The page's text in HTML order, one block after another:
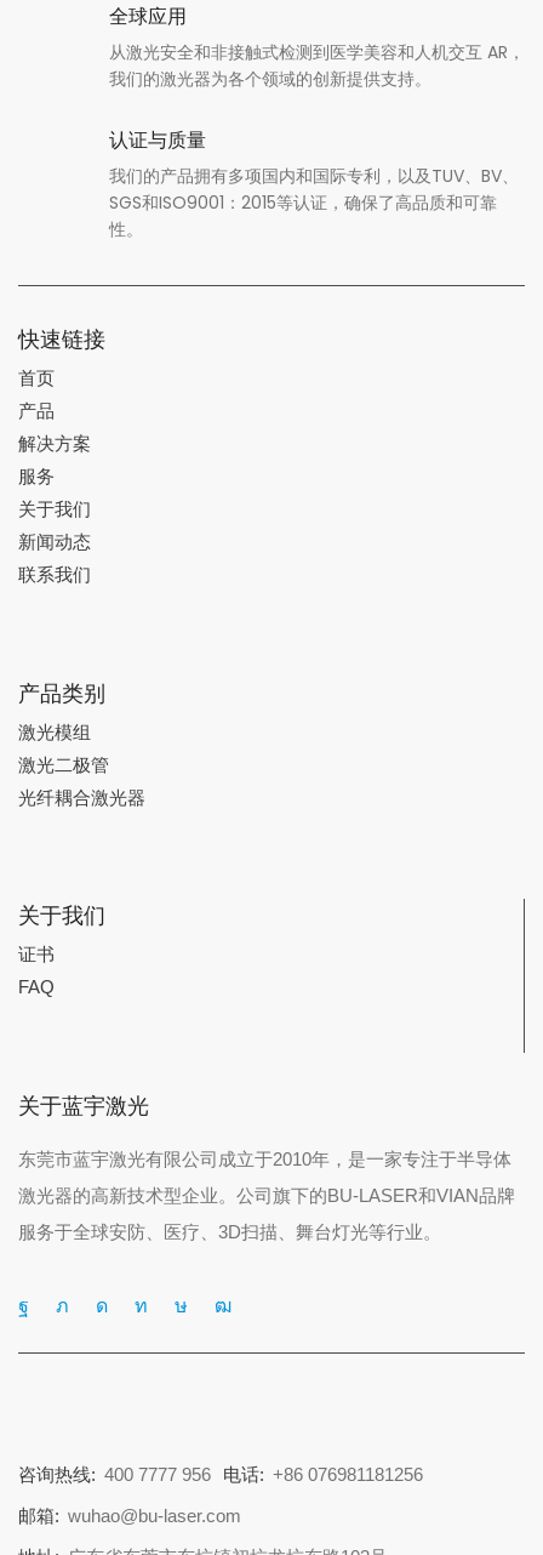
全球应用
从激光安全和非接触式检测到医学美容和人机交互 AR，
我们的激光器为各个领域的创新提供支持。
认证与质量
我们的产品拥有多项国内和国际专利，以及TUV、BV、
SGS和ISO9001：2015等认证，确保了高品质和可靠
性。
快速链接
首页
产品
解决方案
服务
关于我们
新闻动态
联系我们
产品类别
激光模组
激光二极管
光纤耦合激光器
关于我们
证书
FAQ
关于蓝宇激光
东莞市蓝宇激光有限公司成立于2010年，是一家专注于半导体
激光器的高新技术型企业。公司旗下的BU-LASER和VIAN品牌
服务于全球安防、医疗、3D扫描、舞台灯光等行业。
咨询热线: 400 7777 956 电话: +86 076981181256
邮箱: wuhao@bu-laser.com